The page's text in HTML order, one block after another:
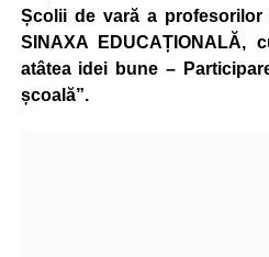
Școlii de vară a profesorilor
SINAXA EDUCAȚIONALĂ,
atâtea idei bune –
școală”.